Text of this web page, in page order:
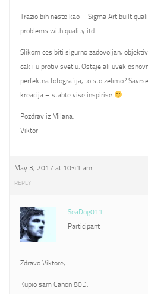
Trazio bih nesto kao – Sigma Art built
problems with quality itd.
Slikom ces biti sigurno zadovoljan,
cak i u protiv svetlu. Ostaje ali uvek
perfektna fotografija, to sto zelimo?
kreacija – stabte vise inspirise
Pozdrav iz Milana,
Viktor
May 3, 2017 at 10:41 am
REPLY
SeaDog011
Participant
Zdravo Viktore,
Kupio sam Canon 80D.